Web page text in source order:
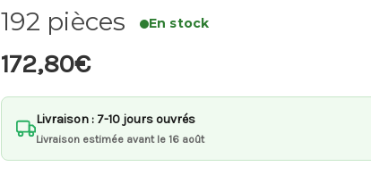
192 pièces
En stock
172,80€
Livraison : 7-10 jours ouvrés
Livraison estimée avant le 16 août